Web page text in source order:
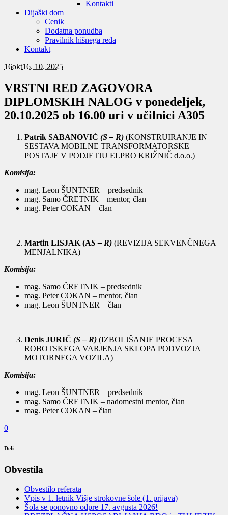
Kontakti
Dijaški dom
Cenik
Dodatna ponudba
Pravilnik hišnega reda
Kontakt
16okt16. 10. 2025
VRSTNI RED ZAGOVORA
DIPLOMSKIH NALOG v ponedeljek,
20.10.2025 ob 16.00 uri v učilnici A305
Patrik SABANOVIĆ (S – R) (KONSTRUIRANJE IN
SESTAVA MOBILNE TRANSFORMATORSKE
POSTAJE V PODJETJU ELPRO KRIŽNIČ d.o.o.)
Komisija:
mag. Leon ŠUNTNER – predsednik
mag. Samo ČRETNIK – mentor, član
mag. Peter COKAN – član
Martin LISJAK (AS – R) (REVIZIJA SEKVENČNEGA
MENJALNIKA)
Komisija:
mag. Samo ČRETNIK – predsednik
mag. Peter COKAN – mentor, član
mag. Leon ŠUNTNER – član
Denis JURIČ (S – R) (IZBOLJŠANJE PROCESA
ROBOTSKEGA VARJENJA SKLOPA PODVOZJA
MOTORNEGA VOZILA)
Komisija:
mag. Leon ŠUNTNER – predsednik
mag. Samo ČRETNIK – nadomestni mentor, član
mag. Peter COKAN – član
0
Deli
Obvestila
Obvestilo referata
Vpis v 1. letnik Višje strokovne šole (1. prijava)
Šola se ponovno odpre 17. avgusta 2026!